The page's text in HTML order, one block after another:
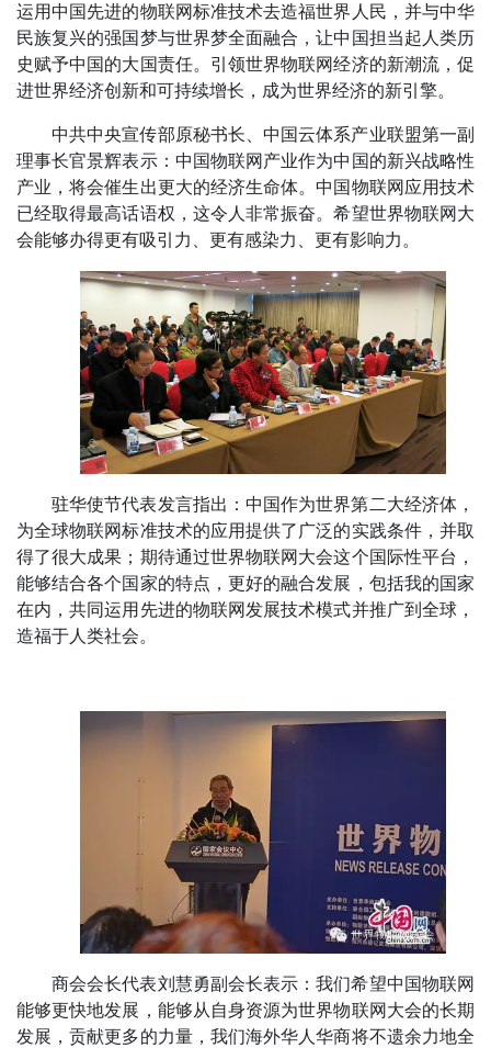
运用中国先进的物联网标准技术去造福世界人民，并与中华
民族复兴的强国梦与世界梦全面融合，让中国担当起人类历
史赋予中国的大国责任。引领世界物联网经济的新潮流，促
进世界经济创新和可持续增长，成为世界经济的新引擎。
中共中央宣传部原秘书长、中国云体系产业联盟第一副
理事长官景辉表示：中国物联网产业作为中国的新兴战略性
产业，将会催生出更大的经济生命体。中国物联网应用技术
已经取得最高话语权，这令人非常振奋。希望世界物联网大
会能够办得更有吸引力、更有感染力、更有影响力。
驻华使节代表发言指出：中国作为世界第二大经济体，
为全球物联网标准技术的应用提供了广泛的实践条件，并取
得了很大成果；期待通过世界物联网大会这个国际性平台，
能够结合各个国家的特点，更好的融合发展，包括我的国家
在内，共同运用先进的物联网发展技术模式并推广到全球，
造福于人类社会。
商会会长代表刘慧勇副会长表示：我们希望中国物联网
能够更快地发展，能够从自身资源为世界物联网大会的长期
发展，贡献更多的力量，我们海外华人华商将不遗余力地全